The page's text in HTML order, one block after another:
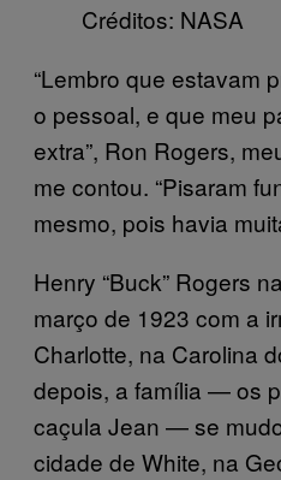
Créditos: NASA
“Lembro que estavam
o pessoal, e que meu
extra”, Ron Rogers,
me contou. “Pisaram
mesmo, pois havia
Henry “Buck” Rogers
março de 1923 com a
Charlotte, na Carolina
depois, a família — os
caçula Jean — se
cidade de White, na